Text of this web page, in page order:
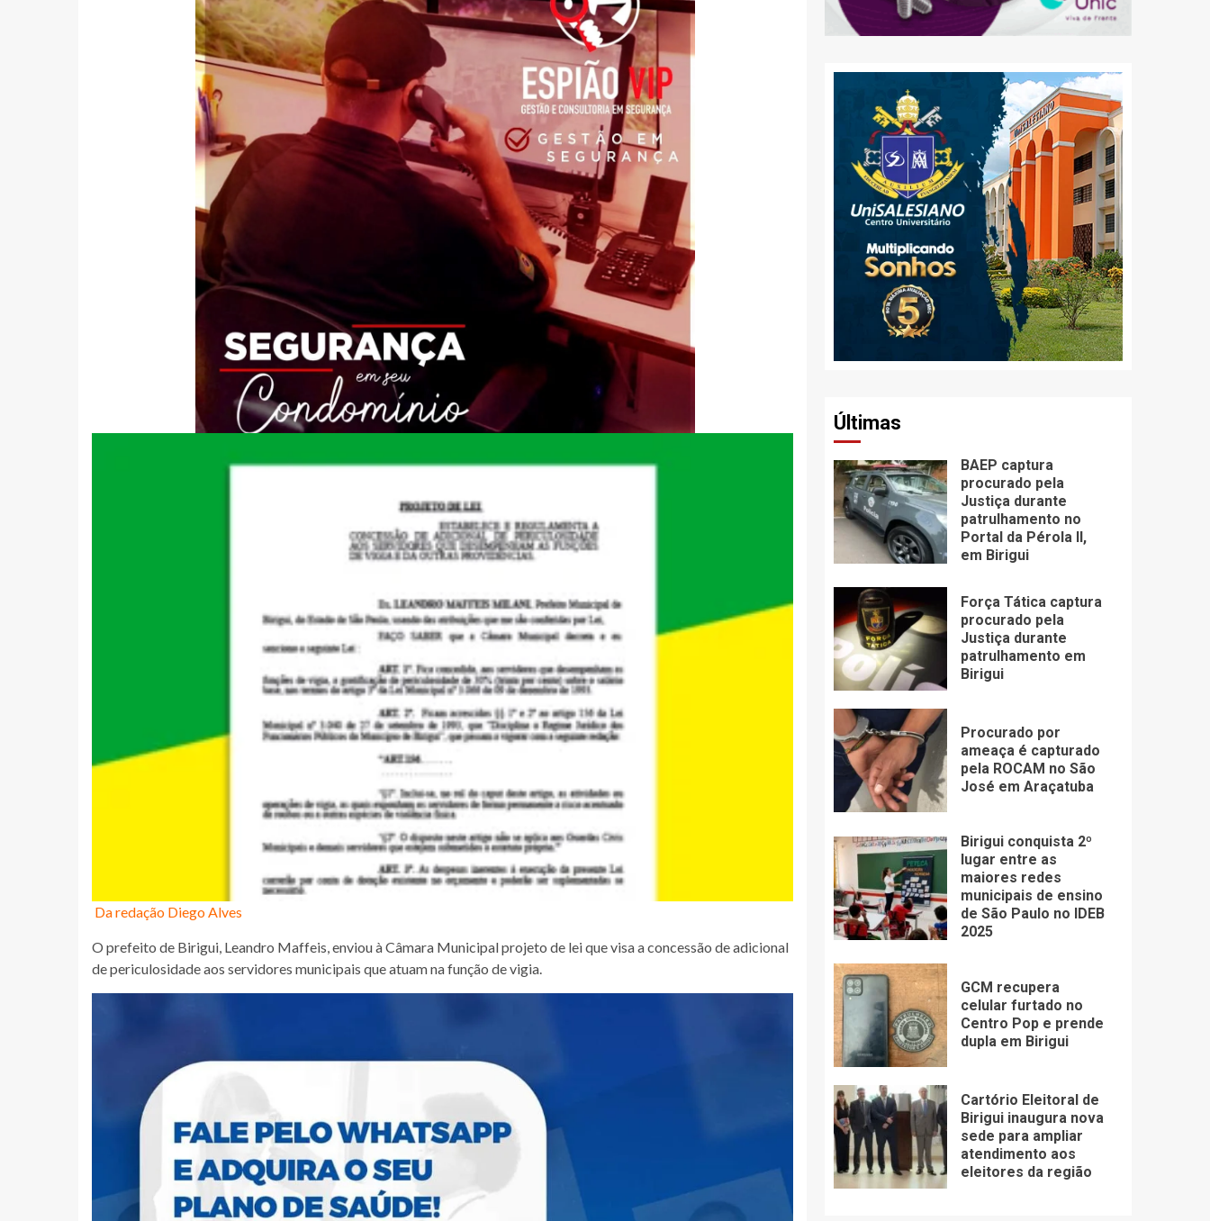
Da redação Diego Alves
O prefeito de Birigui, Leandro Maffeis, enviou à Câmara Municipal projeto de lei que visa a concessão de adicional
de periculosidade aos servidores municipais que atuam na função de vigia.
Últimas
BAEP captura
procurado pela
Justiça durante
patrulhamento no
Portal da Pérola ll,
em Birigui
Força Tática captura
procurado pela
Justiça durante
patrulhamento em
Birigui
Procurado por
ameaça é capturado
pela ROCAM no São
José em Araçatuba
Birigui conquista 2º
lugar entre as
maiores redes
municipais de ensino
de São Paulo no IDEB
2025
GCM recupera
celular furtado no
Centro Pop e prende
dupla em Birigui
Cartório Eleitoral de
Birigui inaugura nova
sede para ampliar
atendimento aos
eleitores da região